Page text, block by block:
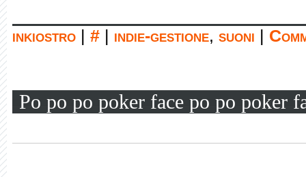
inkiostro # indie-gestione, suoni
Po po po poker face po po poker